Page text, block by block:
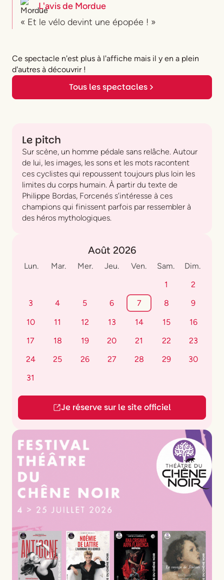
L'avis de Mordue
« Et le vélo devint une épopée ! »
Ce spectacle n'est plus à l'affiche mais il y en a plein
d'autres à découvrir !
Tous les spectacles
Le pitch
Sur scène, un homme pédale sans relâche. Autour
de lui, les images, les sons et les mots racontent
ces cyclistes qui repoussent toujours plus loin les
limites du corps humain. À partir du texte de
Philippe Bordas, Forcenés s’intéresse à ces
champions qui finissent parfois par ressembler à
des héros mythologiques.
Août 2026
Lun. Mar. Mer. Jeu. Ven. Sam.
Dim.
1
2
3
4 5 6 7 8
9
10
11 12 13 14 15
16
17
18 19 20 21 22
23
24
25 26 27 28 29
30
31
Je réserve sur le site officiel